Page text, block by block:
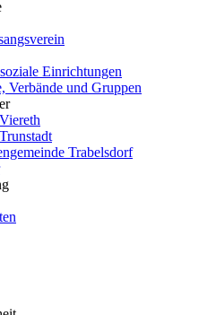
Einrichtungen
Verbände und Gruppen
Trabelsdorf